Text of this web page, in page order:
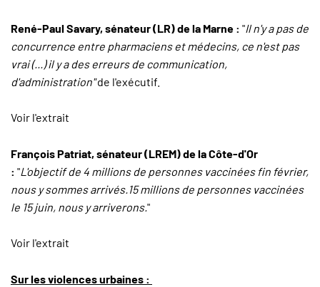
René-Paul Savary, sénateur (LR) de la Marne : "Il n'y a pas de
concurrence entre pharmaciens et médecins, ce n'est pas
vrai (...) il y a des erreurs de communication,
d'administration"de l'exécutif.
Voir l'extrait
François Patriat, sénateur (LREM) de la Côte-d'Or
: "L'objectif de 4 millions de personnes vaccinées fin février,
nous y sommes arrivés.15 millions de personnes vaccinées
le 15 juin, nous y arriverons."
Voir l'extrait
Sur les violences urbaines :